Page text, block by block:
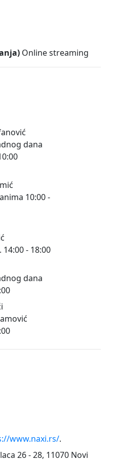
Online streaming
dana
10:00 -
14:00 - 18:00
dana
www.naxi.rs/.
26 - 28, 11070 Novi